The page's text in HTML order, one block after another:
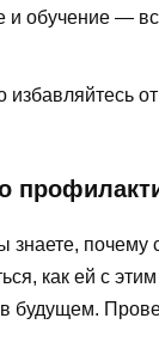
и обучение —
избавляйтесь
знаете, почему
как ей с
в будущем.